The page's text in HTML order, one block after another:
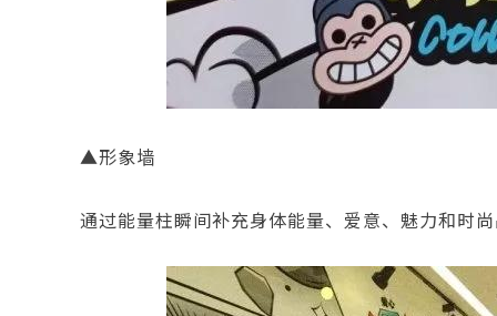
▲形象墙
通过能量柱瞬间补充身体能量、爱意、魅力和时